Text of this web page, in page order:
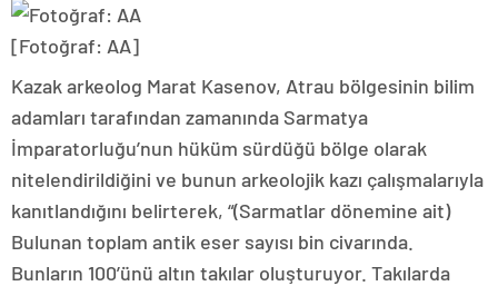
[Fotoğraf: AA]
Kazak arkeolog Marat Kasenov, Atrau bölgesinin bilim
adamları tarafından zamanında Sarmatya
İmparatorluğu’nun hüküm sürdüğü bölge olarak
nitelendirildiğini ve bunun arkeolojik kazı çalışmalarıyla
kanıtlandığını belirterek, “(Sarmatlar dönemine ait)
Bulunan toplam antik eser sayısı bin civarında.
Bunların 100’ünü altın takılar oluşturuyor. Takılarda